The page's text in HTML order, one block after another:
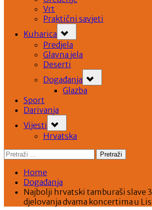
Vrt
Praktični savjeti
Kuharica
sub-
menu
Predjela
Glavna jela
Deserti
Događanja
sub-
menu
Glazba
Sport
Darivanja
Vijesti
sub-
menu
Hrvatska
Pretraži:
Home
Događanja
Najbolji hrvatski tamburaši slave
djelovanja dvama koncertima u